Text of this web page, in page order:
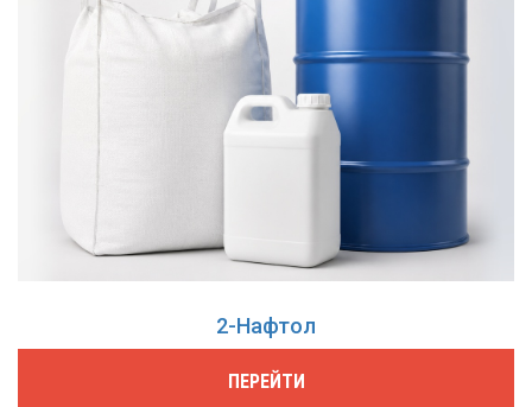
2-Нафтол
ПЕРЕЙТИ